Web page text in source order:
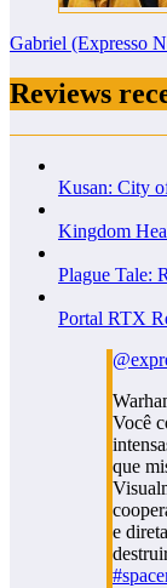
Gabriel (Expresso
Reviews
Kusan: City
Kingdom
Plague Tale:
Portal RTX
Você
que
e